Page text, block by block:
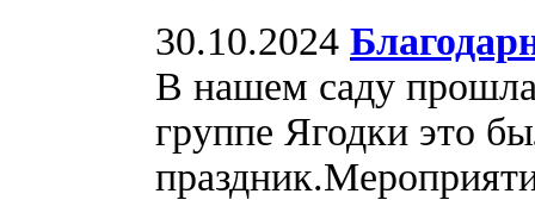
30.10.2024
В нашем саду
группе Ягодки это